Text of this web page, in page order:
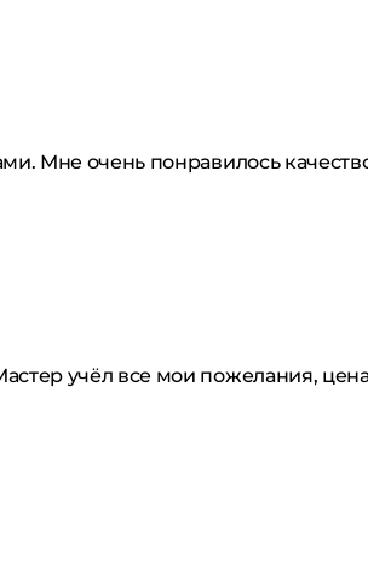
Мне очень понравилось
учёл все мои пожелания,